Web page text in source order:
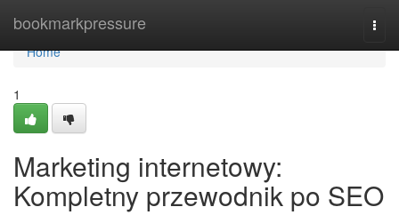
bookmarkpressure
Home
Home
1
Marketing internetowy:
Kompletny przewodnik po SEO